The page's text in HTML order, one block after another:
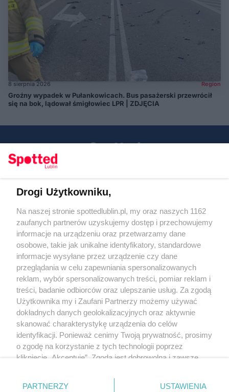
8 sierpnia 2026 Region
Groźny wypadek w Pułankowicach. Bus pasażerski przewrócił
się na bok, lądował śmigłowiec LPR | ZDJĘCIA
KATEGORIE
OGŁOSZENIA
WYDARZENIA
NA SKRÓTY
Regulamin
Polityka prywatności
RODO
Warunki korzystania z treści
Drogi Użytkowniku,
Na naszej stronie spottedlublin.pl, my oraz naszych 1162
zaufanych partnerów uzyskujemy dostęp i przechowujemy
informacje na urządzeniu oraz przetwarzamy dane
osobowe, takie jak unikalne identyfikatory, standardowe
informacje wysyłane przez urządzenie czy dane
przeglądania w celu zapewniania spersonalizowanych
reklam, wybór spersonalizowanych treści, pomiar reklam i
treści, badanie odbiorców oraz ulepszanie usług. Za zgodą
Użytkownika my i Zaufani Partnerzy możemy używać
dokładnych danych geolokalizacyjnych oraz aktywnie
skanować charakterystykę urządzenia do celów
identyfikacji. Ponieważ cenimy Twoją prywatność, prosimy
o zgodę na korzystanie z tych technologii poprzez
kliknięcie „Akceptuję”. Zgoda jest dobrowolna i zawsze
prywatności znajdujący się w lewym dolnym rogu strony
PARTNERZY USTAWIENIA